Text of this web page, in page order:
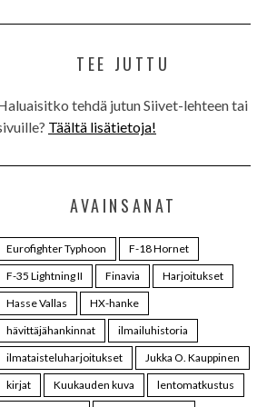
TEE JUTTU
tehdä jutun Siivet-lehteen tai
Täältä lisätietoja!
AVAINSANAT
Eurofighter Typhoon
F-18 Hornet
F-35 Lightning II
Finavia
Harjoitukset
Hasse Vallas
HX-hanke
hävittäjähankinnat
ilmailuhistoria
ilmataisteluharjoitukset
Jukka O. Kauppinen
kirjat
Kuukauden kuva
lentomatkustus